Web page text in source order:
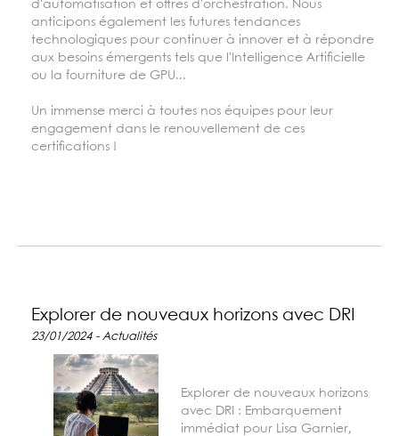
d'automatisation et offres d'orchestration. Nous
anticipons également les futures tendances
technologiques pour continuer à innover et à répondre
aux besoins émergents tels que l'Intelligence Artificielle
ou la fourniture de GPU...
Un immense merci à toutes nos équipes pour leur
engagement dans le renouvellement de ces
certifications !
Explorer de nouveaux horizons avec DRI
23/01/2024 - Actualités
Explorer de nouveaux horizons
avec DRI : Embarquement
immédiat pour Lisa Garnier,